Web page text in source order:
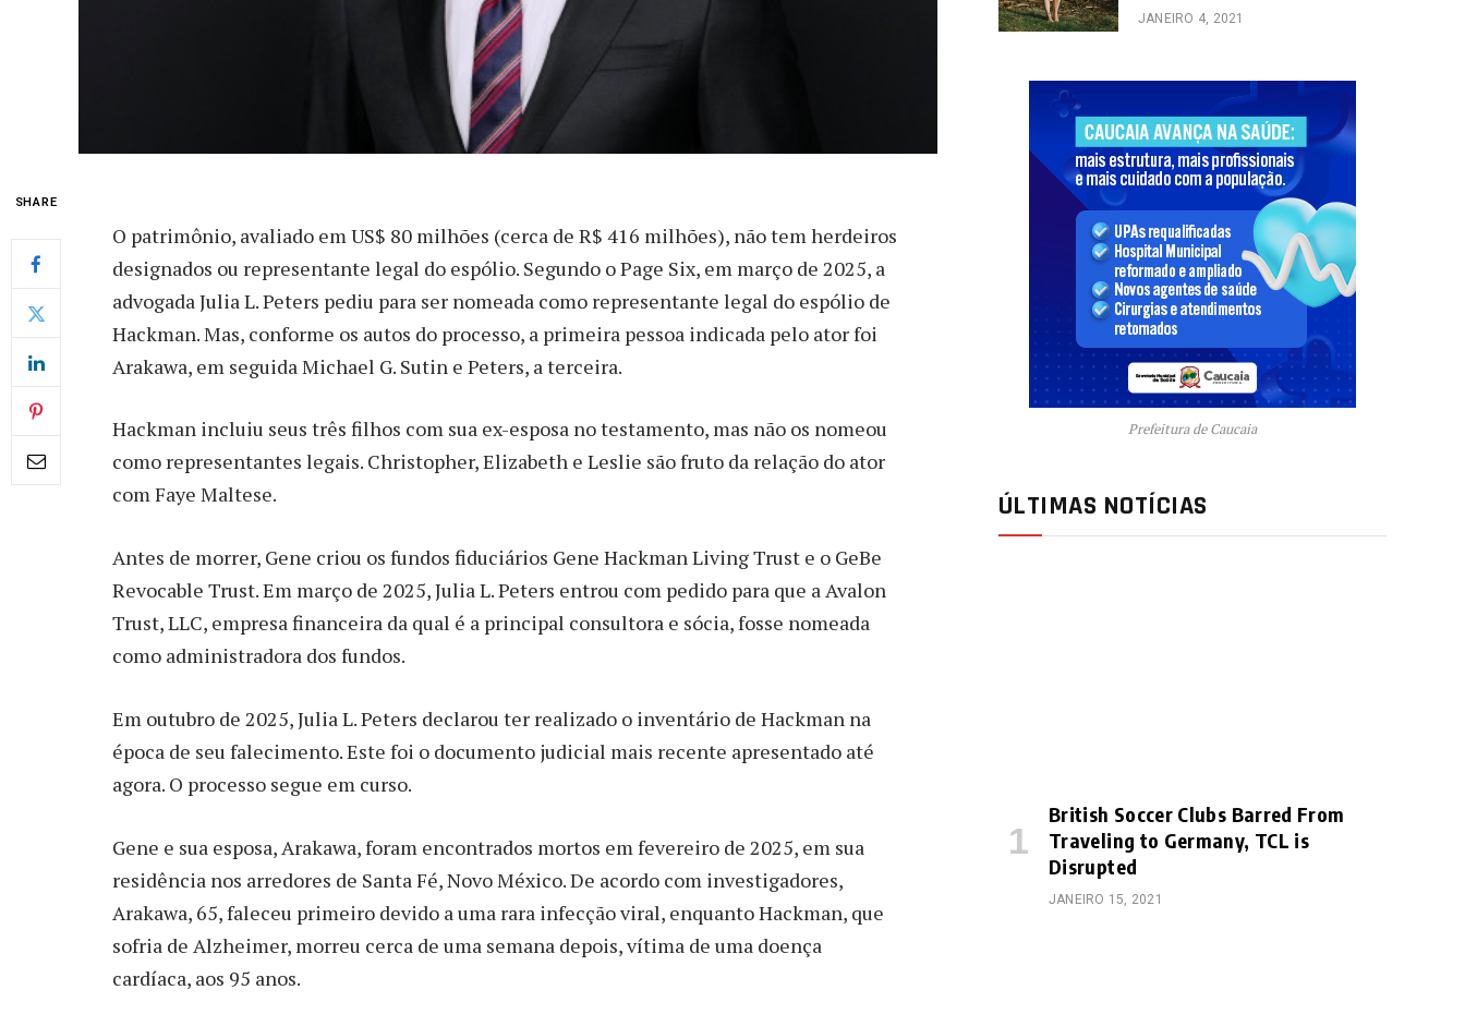
SHARE
O patrimônio, avaliado em US$ 80 milhões (cerca de R$ 416 milhões), não tem herdeiros
designados ou representante legal do espólio. Segundo o Page Six, em março de 2025, a
advogada Julia L. Peters pediu para ser nomeada como representante legal do espólio de
Hackman. Mas, conforme os autos do processo, a primeira pessoa indicada pelo ator foi
Arakawa, em seguida Michael G. Sutin e Peters, a terceira.
Hackman incluiu seus três filhos com sua ex-esposa no testamento, mas não os nomeou
como representantes legais. Christopher, Elizabeth e Leslie são fruto da relação do ator
com Faye Maltese.
Antes de morrer, Gene criou os fundos fiduciários Gene Hackman Living Trust e o GeBe
Revocable Trust. Em março de 2025, Julia L. Peters entrou com pedido para que a Avalon
Trust, LLC, empresa financeira da qual é a principal consultora e sócia, fosse nomeada
como administradora dos fundos.
Em outubro de 2025, Julia L. Peters declarou ter realizado o inventário de Hackman na
época de seu falecimento. Este foi o documento judicial mais recente apresentado até
agora. O processo segue em curso.
Gene e sua esposa, Arakawa, foram encontrados mortos em fevereiro de 2025, em sua
residência nos arredores de Santa Fé, Novo México. De acordo com investigadores,
Arakawa, 65, faleceu primeiro devido a uma rara infecção viral, enquanto Hackman, que
sofria de Alzheimer, morreu cerca de uma semana depois, vítima de uma doença
cardíaca, aos 95 anos.
JANEIRO 4, 2021
Prefeitura de Caucaia
ÚLTIMAS NOTÍCIAS
British Soccer Clubs Barred From
Traveling to Germany, TCL is
Disrupted
JANEIRO 15, 2021